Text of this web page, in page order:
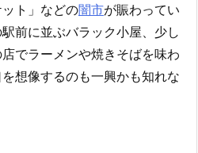
ト」などの闇市が賑わってい
前に並ぶバラック小屋、少し
でラーメンや焼きそばを味わ
想像するのも一興かも知れな